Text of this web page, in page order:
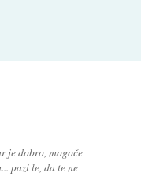
je dobro, mogoče
pazi le, da te ne